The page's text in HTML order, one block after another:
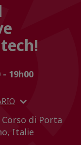
19h00
Corso di Porta
Italie